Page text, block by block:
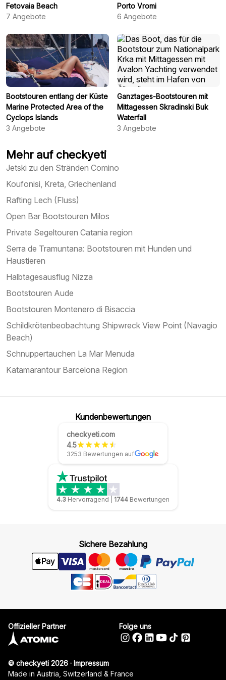
Fetovaia Beach
7 Angebote
Porto Vromi
6 Angebote
Bootstouren entlang der Küste
Marine Protected Area of ​​the
Cyclops Islands
3 Angebote
Ganztages-Bootstouren mit
Mittagessen Skradinski Buk
Waterfall
3 Angebote
Mehr auf checkyeti
Jetski zu den Stränden Comino
Koufonisi, Kreta, Griechenland
Rafting Lech (Fluss)
Open Bar Bootstouren Milos
Private Segeltouren Catania region
Serra de Tramuntana: Bootstouren mit Hunden und
Haustieren
Halbtagesausflug Nizza
Bootstouren Aude
Bootstouren Montenero di Bisaccia
Schildkrötenbeobachtung Shipwreck View Point (Navagio
Beach)
Schnuppertauchen La Mar Menuda
Katamarantour Barcelona Region
Kundenbewertungen
checkyeti.com
4.5
3253 Bewertungen auf
4.3 Hervorragend 1744 Bewertungen
Sichere Bezahlung
© checkyeti 2026 · Impressum
Made in Austria, Switzerland & France
Offizieller Partner Folge uns